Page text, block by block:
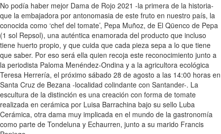
No podía haber mejor Dama de Rojo 2021 -la primera de la historia-
que la embajadora por antonomasia de este fruto en nuestro país, la
conocida como ‘chef del tomate’, Pepa Muñoz, de El Qüenco de Pepa
(1 sol Repsol), una auténtica enamorada del producto que incluso
tiene huerto propio, y que cuida que cada pieza sepa a lo que tiene
que saber. Por eso será ella quien recoja este reconocimiento junto a
la periodista Paloma Menéndez-Ondina y a la agricultora ecológica
Teresa Herrería, el próximo sábado 28 de agosto a las 14:00 horas en
Santa Cruz de Bezana -localidad colindante con Santander-. La
escultura de la distinción es una creación con forma de tomate
realizada en cerámica por Luisa Barrachina bajo su sello Luba
Cerámica, otra dama muy implicada en el mundo de la gastronomía
como parte de Tondeluna y Echaurren, junto a su marido Francis